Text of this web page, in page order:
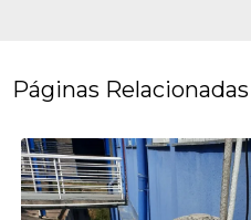
Páginas Relacionadas